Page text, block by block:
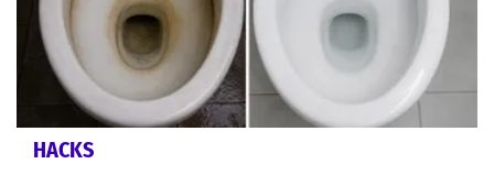
HACKS